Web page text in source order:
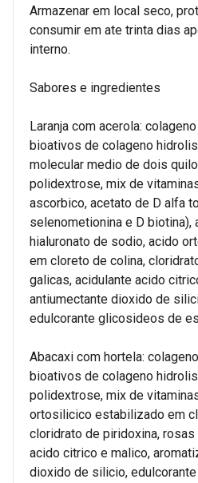
Armazenar em local seco,
consumir em ate trinta dias
interno.
Sabores e ingredientes
Laranja com acerola:
bioativos de colageno
molecular medio de dois
polidextrose, mix de
ascorbico, acetato de D alfa
selenometionina e D biotina),
hialuronato de sodio, acido
em cloreto de colina,
galicas, acidulante acido
antiumectante dioxido de
edulcorante glicosideos de
Abacaxi com hortela:
bioativos de colageno
polidextrose, mix de
ortosilicico estabilizado em
cloridrato de piridoxina,
acido citrico e malico,
dioxido de silicio,